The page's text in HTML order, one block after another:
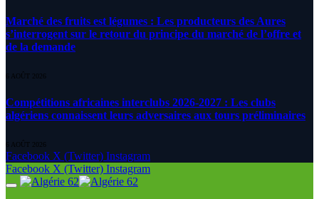
Marché des fruits est légumes : Les producteurs des Aures
s’interrogent sur le retour du principe du marché de l’offre et
de la demande
6 AOÛT 2026
Compétitions africaines interclubs 2026-2027 : Les clubs
algériens connaissent leurs adversaires aux tours préliminaires
6 AOÛT 2026
Facebook X (Twitter) Instagram
Facebook X (Twitter) Instagram